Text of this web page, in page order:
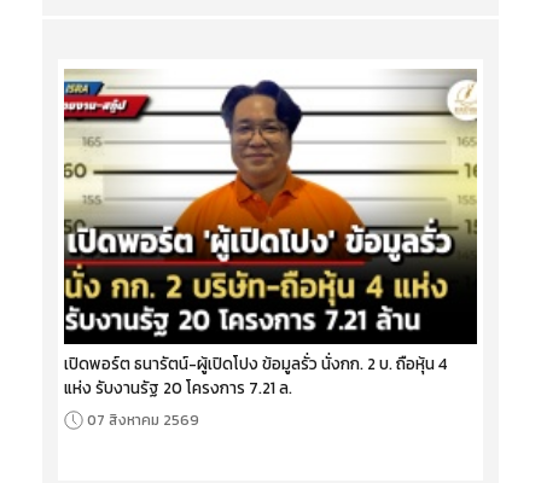
เปิดพอร์ต ธนารัตน์-ผู้เปิดโปง ข้อมูลรั่ว นั่งกก. 2 บ. ถือหุ้น 4
แห่ง รับงานรัฐ 20 โครงการ 7.21 ล.
07 สิงหาคม 2569